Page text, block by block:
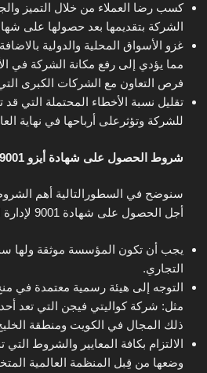
كسب رضا العملاء من خلال التميز
الشركة بتقديمها بعد حصولها على
غزو الأسواق المحلية والدولية
مما يؤدي إلى رفع مكانة الشركة في
فرص التعاون مع الشركات الكبرى
تقليل نسبة الأخطاء المحتملة التي قد
للشركة وتؤثرعلى أرباحها في نهاية
شروط الحصول على شهادة أيزو 9001
سنوضح في السطورالتالية أهم
أجل الحصول على شهادة 9001 لإدارة الجودة:
يجب أن تكون المؤسسة موثقة ولها
التجاري.
التوجه إلى هيئة رسمية معتمدة في
مثل: شركة كواليتي فيجن التي تعد
ذلك المجال في الكويت ومنطقة
الالتزام بكافة المعايير والشروط التي
وضعها من قِبل المنظمة العالمية